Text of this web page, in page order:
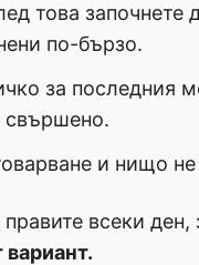
това започнете
по-бързо.
за последния
свършено.
и нищо
всеки ден,